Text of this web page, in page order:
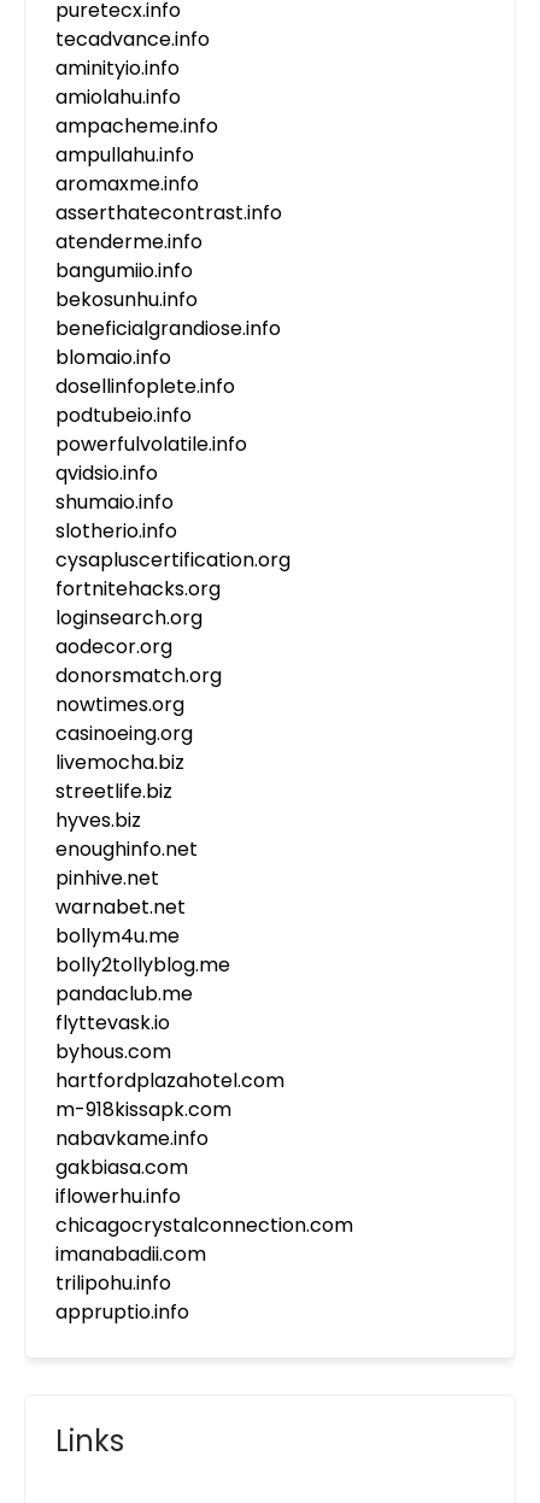
puretecx.info
tecadvance.info
aminityio.info
amiolahu.info
ampacheme.info
ampullahu.info
aromaxme.info
asserthatecontrast.info
atenderme.info
bangumiio.info
bekosunhu.info
beneficialgrandiose.info
blomaio.info
dosellinfoplete.info
podtubeio.info
powerfulvolatile.info
qvidsio.info
shumaio.info
slotherio.info
cysapluscertification.org
fortnitehacks.org
loginsearch.org
aodecor.org
donorsmatch.org
nowtimes.org
casinoeing.org
livemocha.biz
streetlife.biz
hyves.biz
enoughinfo.net
pinhive.net
warnabet.net
bollym4u.me
bolly2tollyblog.me
pandaclub.me
flyttevask.io
byhous.com
hartfordplazahotel.com
m-918kissapk.com
nabavkame.info
gakbiasa.com
iflowerhu.info
chicagocrystalconnection.com
imanabadii.com
trilipohu.info
appruptio.info
Links